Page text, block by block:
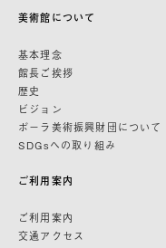
美術館について
基本理念
館長ご挨拶
歴史
ビジョン
ポーラ美術振興財団について
SDGsへの取り組み
ご利用案内
ご利用案内
交通アクセス